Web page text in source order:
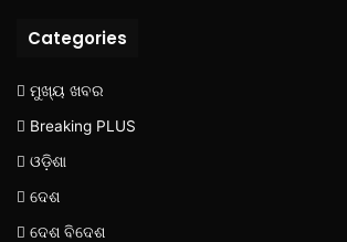
Categories
ମୁଖ୍ୟ ଖବର
Breaking PLUS
ଓଡ଼ିଶା
ଦେଶ
ଦେଶ ବିଦେଶ